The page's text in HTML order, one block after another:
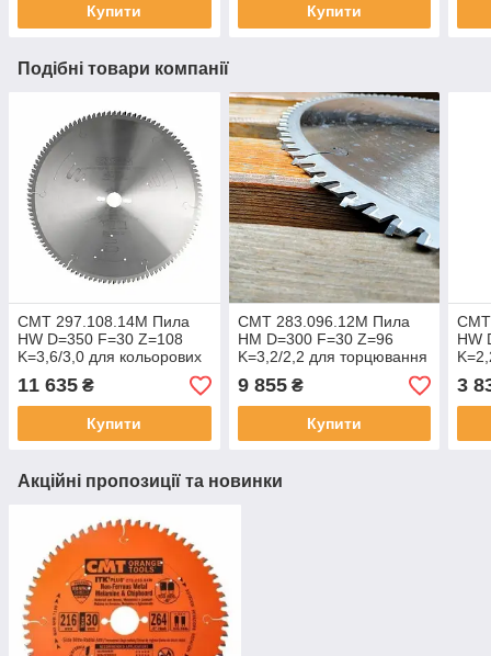
Купити Купити
Подібні товари компанії
CMT 297.108.14M Пила
HW D=350 F=30 Z=108
K=3,6/3,0 для кольорових
металів, пластику і
ламінату
11 635 ₴
Купити
СМТ 283.096.12M Пила
HM D=300 F=30 Z=96
K=3,2/2,2 для торцювання
дерева та пиляння
ламінату без підрізної
пили
9 855₴
Купити
СМТ
HW
3
Акційні пропозиції та новинки